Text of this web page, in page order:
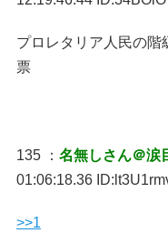
プロレタリア人民の階
票
135 ： 名無しさん＠涙
01:06:18.36
>>1